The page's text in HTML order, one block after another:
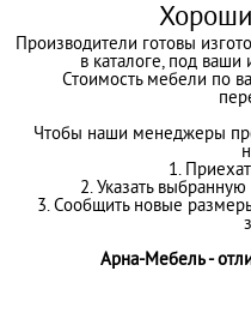
Производители готовы
в каталоге, под
Стоимость мебели по
Чтобы наши менеджеры
1.
2. Указать
3. Сообщить новые
Арна-Мебель -